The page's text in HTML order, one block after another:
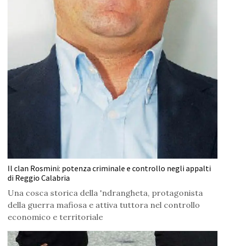
Il clan Rosmini: potenza criminale e controllo negli appalti
di Reggio Calabria
Una cosca storica della 'ndrangheta, protagonista
della guerra mafiosa e attiva tuttora nel controllo
economico e territoriale